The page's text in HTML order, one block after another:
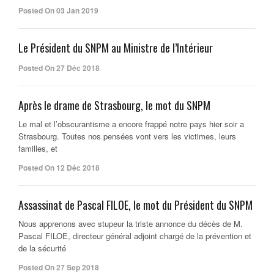
Posted On 03 Jan 2019
Le Président du SNPM au Ministre de l’Intérieur
Posted On 27 Déc 2018
Après le drame de Strasbourg, le mot du SNPM
Le mal et l’obscurantisme a encore frappé notre pays hier soir a
Strasbourg. Toutes nos pensées vont vers les victimes, leurs
familles, et
Posted On 12 Déc 2018
Assassinat de Pascal FILOE, le mot du Président du SNPM
Nous apprenons avec stupeur la triste annonce du décès de M.
Pascal FILOE, directeur général adjoint chargé de la prévention et
de la sécurité
Posted On 27 Sep 2018